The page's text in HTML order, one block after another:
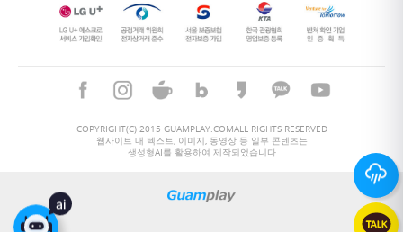
COPYRIGHT(C) 2015 GUAMPLAY.COMALL RIGHTS RESERVED
웹사이트 내 텍스트, 이미지, 동영상 등 일부 콘텐츠는
생성형AI를 활용하여 제작되었습니다
26°
ai